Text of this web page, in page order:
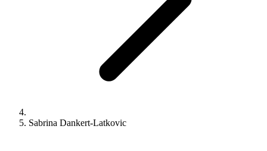
Sabrina Dankert-Latkovic